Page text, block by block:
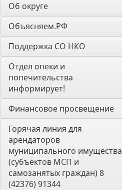
Об округе
Объясняем.РФ
Поддержка СО НКО
Отдел опеки и
попечительства
информирует!
Финансовое просвещение
Горячая линия для
арендаторов
муниципального имущества
(субъектов МСП и
самозанятых граждан) 8
(42376) 91344